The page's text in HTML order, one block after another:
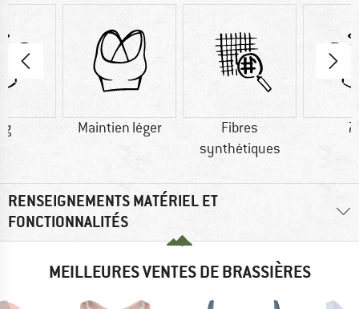
g Maintien léger
Fibres
synthétiques
RENSEIGNEMENTS MATÉRIEL ET
FONCTIONNALITÉS
MEILLEURES VENTES DE BRASSIÈRES